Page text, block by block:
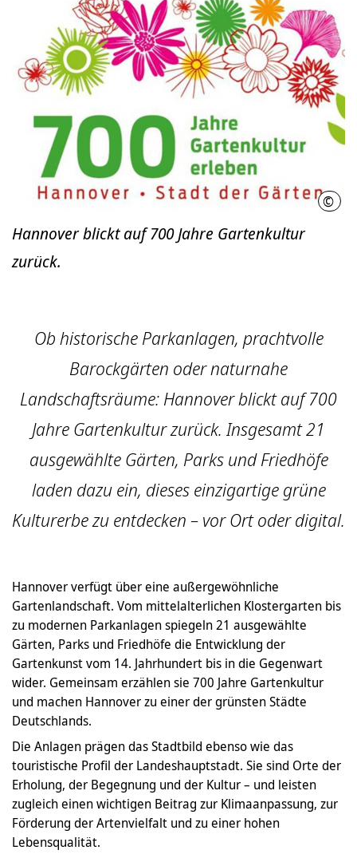
© LHH
Hannover blickt auf 700 Jahre Gartenkultur
zurück.
Ob historische Parkanlagen, prachtvolle
Barockgärten oder naturnahe
Landschaftsräume: Hannover blickt auf 700
Jahre Gartenkultur zurück. Insgesamt 21
ausgewählte Gärten, Parks und Friedhöfe
laden dazu ein, dieses einzigartige grüne
Kulturerbe zu entdecken – vor Ort oder digital.
Hannover verfügt über eine außergewöhnliche
Gartenlandschaft. Vom mittelalterlichen Klostergarten bis
zu modernen Parkanlagen spiegeln 21 ausgewählte
Gärten, Parks und Friedhöfe die Entwicklung der
Gartenkunst vom 14. Jahrhundert bis in die Gegenwart
wider. Gemeinsam erzählen sie 700 Jahre Gartenkultur
und machen Hannover zu einer der grünsten Städte
Deutschlands.
Die Anlagen prägen das Stadtbild ebenso wie das
touristische Profil der Landeshauptstadt. Sie sind Orte der
Erholung, der Begegnung und der Kultur – und leisten
zugleich einen wichtigen Beitrag zur Klimaanpassung, zur
Förderung der Artenvielfalt und zu einer hohen
Lebensqualität.